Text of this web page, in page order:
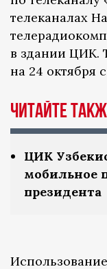
телеканалах
в здании ЦИК.
на 24 октября
Читайте
ЦИК
мобильное
президента